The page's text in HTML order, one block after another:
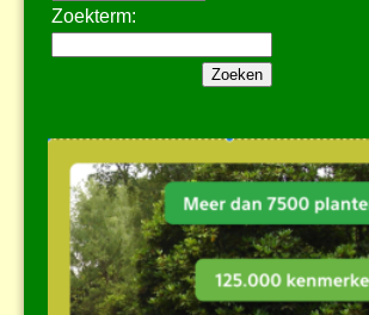
Zoekterm: